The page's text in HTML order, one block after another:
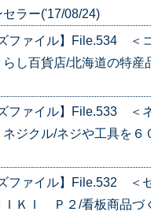
ラー('17/08/24)
ファイル】File.534 ＜
し百貨店/北海道の特産
ファイル】File.533 ＜
ジクル/ネジや工具を６
ファイル】File.532 ＜
ＩＫＩ Ｐ２/看板商品づ